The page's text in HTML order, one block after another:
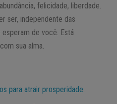
felicidade, liberdade.
ser, independente das
de você. Está
sua alma.
para atrair prosperidade.